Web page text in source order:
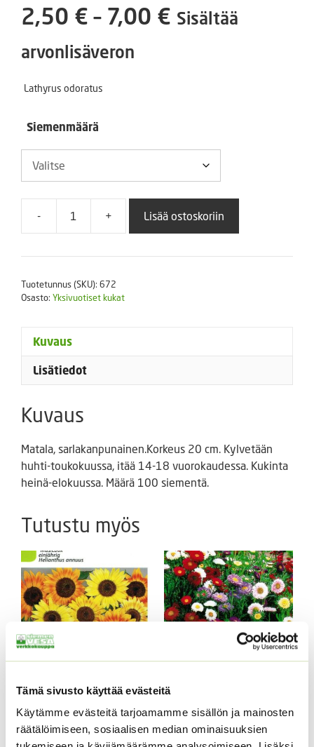
Tämä sivusto käyttää evästeitä
Käytämme evästeitä tarjoamamme sisällön ja mainosten
räätälöimiseen, sosiaalisen median ominaisuuksien
2,50 € – 7,00 € Hintaluokka:
Sisältää
arvonlisäveron
Lathyrus odoratus
Siemenmäärä
-
Tuoksuherne
Roma
+ Lisää ostoskoriin
Tuotetunnus (SKU): 672
Osasto: Yksivuotiset kukat
Kuvaus
Lisätiedot
Kuvaus
Matala, sarlakanpunainen.Korkeus 20 cm. Kylvetään
huhti-toukokuussa, itää 14-18 vuorokaudessa. Kukinta
heinä-elokuussa. Määrä 100 siementä.
Tutustu myös
Kääpiöauringonkukka
Music Box 40 s.
3,50€ Sisältää arvonlisäveron
Kiinanasteri Fan
sekoitus (noin 100 s.)
3,90€ Sisältää arvonlisäveron